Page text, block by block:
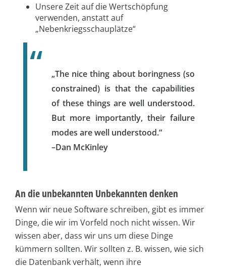
Unsere Zeit auf die Wertschöpfung
verwenden, anstatt auf
„Nebenkriegsschauplätze“
„The nice thing about boringness (so
constrained) is that the capabilities
of these things are well understood.
But more importantly, their failure
modes are well understood.“
–Dan McKinley
An die unbekannten Unbekannten denken
Wenn wir neue Software schreiben, gibt es immer
Dinge, die wir im Vorfeld noch nicht wissen. Wir
wissen aber, dass wir uns um diese Dinge
kümmern sollten. Wir sollten z. B. wissen, wie sich
die Datenbank verhält, wenn ihre